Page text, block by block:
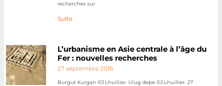
recherches sur
Suite
L’urbanisme en Asie centrale à l’āge du
Fer : nouvelles recherches
27 septembre 2016
Burgut Kurgan ©J.Lhuillier. Ulug depe ©J.Lhuillier. 27